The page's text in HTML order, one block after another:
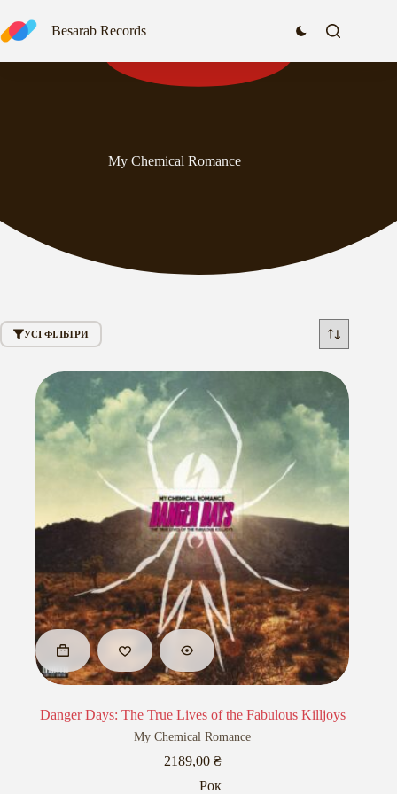
до
вмісту
Besarab Records
My Chemical Romance
УСІ ФІЛЬТРИ
Danger Days: The True Lives of the Fabulous Killjoys
My Chemical Romance
2189,00 ₴
Рок